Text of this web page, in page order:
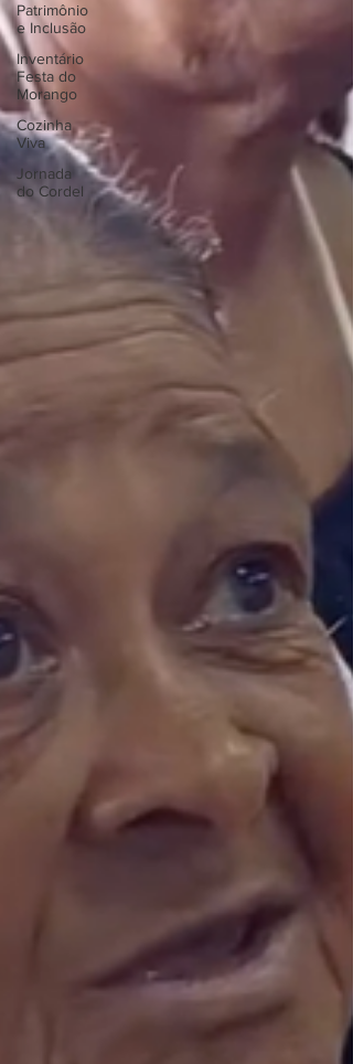
Patrimônio
e Inclusão
Inventário
Festa do
Morango
Cozinha
Viva
Jornada
do Cordel